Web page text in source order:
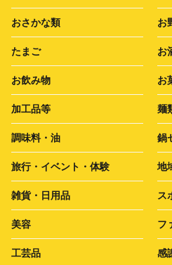
おさかな類 お
たまご お
お飲み物 お
加工品等 麺
調味料・油 鍋
旅行・イベント・体験 地
雑貨・日用品 ス
美容 フ
工芸品 感